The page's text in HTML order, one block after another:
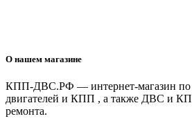
О нашем магазине
КПП-ДВС.РФ — интернет-магазин по
двигателей и КПП , а также ДВС и
ремонта.